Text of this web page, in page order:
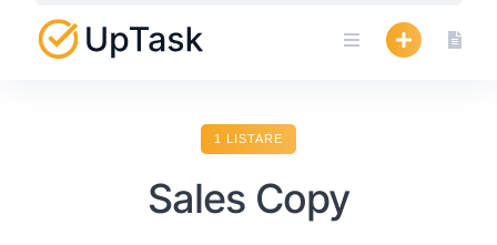
content
1 LISTARE
Sales Copy